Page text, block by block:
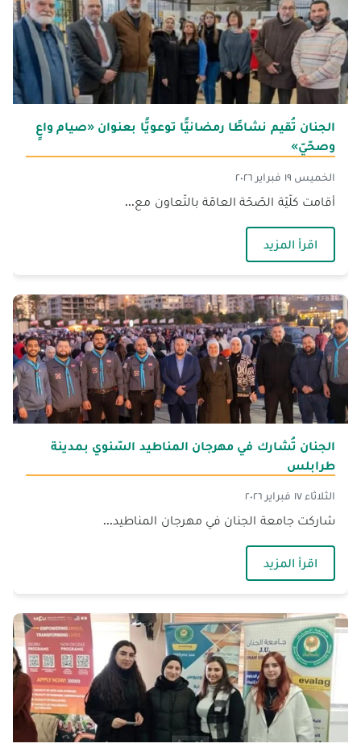
الجنان تُقيم نشاطًا رمضانيًّا توعويًّا بعنوان «صيام واعٍ
وصحّيّ»
الخميس ١٩ فبراير ٢٠٢٦
أقامت كلّيّة الصّحّة العامّة بالتّعاون مع...
اقرأ المزيد
الجنان تُشارك في مهرجان المناطيد السّنوي بمدينة
طرابلس
الثلاثاء ١٧ فبراير ٢٠٢٦
شاركت جامعة الجنان في مهرجان المناطيد...
اقرأ المزيد— الجنان تُشارك في مهرجان المناطيد السّنوي